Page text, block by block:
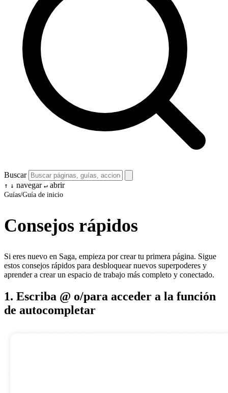
Buscar
↑ ↓ navegar ↵ abrir
Guías/Guía de inicio
Consejos rápidos
Si eres nuevo en Saga, empieza por crear tu primera página. Sigue
estos consejos rápidos para desbloquear nuevos superpoderes y
aprender a crear un espacio de trabajo más completo y conectado.
1. Escriba @ o/para acceder a la función
de autocompletar